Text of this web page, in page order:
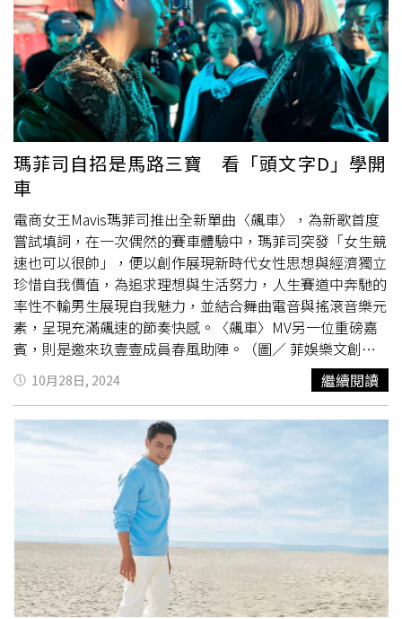
該酒一度被稱為「普信酒」，股價也受影響。更早在2021
年，她與英特爾、賓士汽車等品牌的合作同樣引起許多大陸
男性反感。數據資料顯示，京東平台的男性用戶佔比
58.3％，接近六成，以電腦數位產品為消費大宗。所以此次
京東邀請楊笠，無疑是朝男性用戶們扔了一枚「炸彈」。京
東眼看苗頭不對，立即發聲明「割席」，解除楊笠代言，結
果又引發女性用戶不滿。至此，京東同時得罪了男性女性在
內的所有用戶。股價也損失慘重，從10月初的創年內新高，
短短2周就蒸發了接近500億。針對楊笠事件，外媒《經濟
學人》和《紐約時報》都撰文評論。不同於大陸輿論兩極，
外媒則多力挺楊笠。紐時文章稱，「在中國，為女性權益發
聲變得越來越敏感，而脫口秀舞台是最新的戰場。越來越多
像楊笠這樣的女性正在大聲疾呼，揭露，並且嘲笑，她們所
面臨的不公正待遇。」《時尚健康》訪問心理學專家分析，
不能將兩性矛盾的凸顯、被熱議完全看成負面事件，也應該
看到其中的積極意義，「在矛盾中坦露自己的真實想法，溝
通曾經被掩蓋的問題，探求可能的解決之道。」雙11購物節
今年邁入第16年，今年的雙11，有不少分析與觀察都提到
「回歸」、「理性」等詞，「低價」詞彙逐漸消失。據大陸
零售數據分析平台顯示，今年
購物節期間，各類電商
平台累積銷售額1.44兆元，年增26.6％，最暢銷的為家電。
促銷周期，從10月14日就開始，至11日晚
結束，較去年多10天，是歷年來時間最長的一次。
瑪菲司自招是馬路三寶 看「頭文字D」學開
車
電商女王Mavis瑪菲司推出全新單曲〈飆車〉，為新歌首度
嘗試填詞，在一次偶然的賽車體驗中，瑪菲司突發「女生競
速也可以很帥」，便以創作展現新時代女性思想與經濟獨立
珍惜自我價值，為追求理想與生活努力，人生賽道中奔馳的
率性不輸男生展現自我魅力，並結合舞曲電音與搖滾音樂元
素，呈現充滿飆速的節奏快感。〈飆車〉MV另一位重磅嘉
賓，則是邀來玖壹壹成員春風助陣。（圖／ 菲娛樂文創提
供）提到新歌，瑪菲司說：「〈飆車〉的演唱方式直接跳脫
以往演唱法舒適圈，高低音與半音音域轉換非常大，像九彎
十八拐賽車般彎來轉去，也因為音樂節奏速度很快讓pitch
更難掌握，好幾次錄到很想直接撞牆，這真的是我此生最難
唱的一首歌。」MV邀來鄭人碩擔任男主角與瑪菲司飆車競
技，瑪菲司分享兩人4年前於
鄭人碩沒有偶像架子，喜歡聊天、個性親切印象深刻，這次
首度有機會互飆演技更是收穫良多。而〈飆車〉MV另一位
重磅嘉賓，則是邀來玖壹壹成員春風助陣。特別的是，這個
橋段導演事前完全沒有透露，只有輕描淡寫表示會有一個嘉
賓到場，沒想到駛進一台跑車後，下車的人竟然是春風，讓
全場尖叫聲不斷。第一次見到春風的瑪菲司笑說：「春風看
10月28日, 2024 繼續閱讀